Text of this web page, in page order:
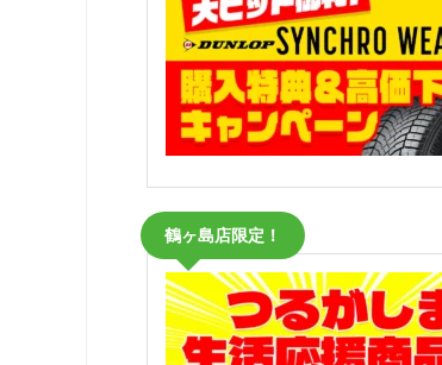
鶴ヶ島店限定！